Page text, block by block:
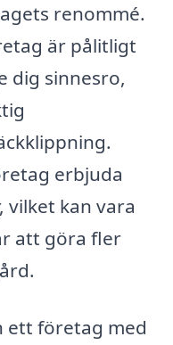
renommé.
är pålitligt
dig sinnesro,
erbjuda
kan vara
att göra fler
ett företag med